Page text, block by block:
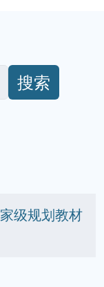
搜索
级规划教材